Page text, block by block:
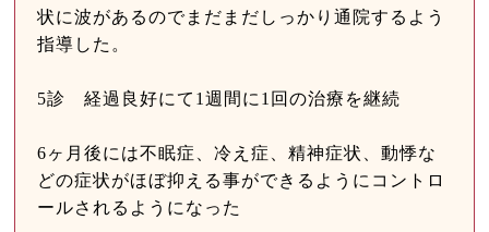
状に波があるのでまだまだしっかり通院するよう
指導した。
5診 経過良好にて1週間に1回の治療を継続
6ヶ月後には不眠症、冷え症、精神症状、動悸な
どの症状がほぼ抑える事ができるようにコントロ
ールされるようになった